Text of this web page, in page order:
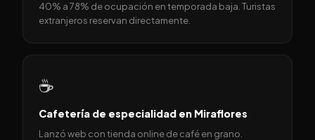
40% a 78% de ocupación en temporada baja. Turistas
extranjeros reservan directamente.
☕
Cafetería de especialidad en Miraflores
Lanzó web con tienda online de café en grano.